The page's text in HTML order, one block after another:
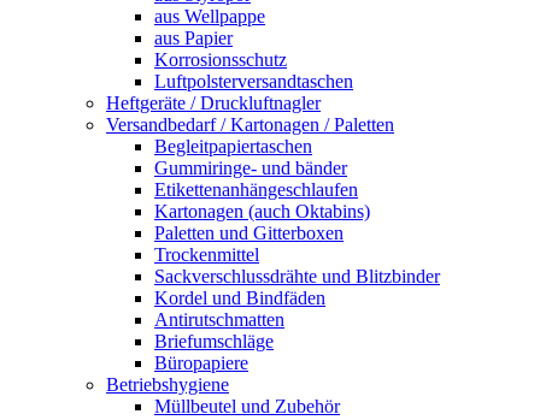
aus Wellpappe
aus Papier
Korrosionsschutz
Luftpolsterversandtaschen
Heftgeräte / Druckluftnagler
Versandbedarf / Kartonagen / Paletten
Begleitpapiertaschen
Gummiringe- und bänder
Etikettenanhängeschlaufen
Kartonagen (auch Oktabins)
Paletten und Gitterboxen
Trockenmittel
Sackverschlussdrähte und Blitzbinder
Kordel und Bindfäden
Antirutschmatten
Briefumschläge
Büropapiere
Betriebshygiene
Müllbeutel und Zubehör